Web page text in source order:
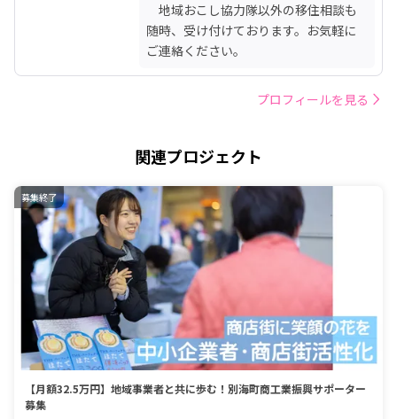
地域おこし協力隊以外の移住相談も
随時、受け付けております。お気軽に
ご連絡ください。
プロフィールを見る
関連プロジェクト
募集終了
【月額32.5万円】地域事業者と共に歩む！別海町商工業振興サポーター
募集